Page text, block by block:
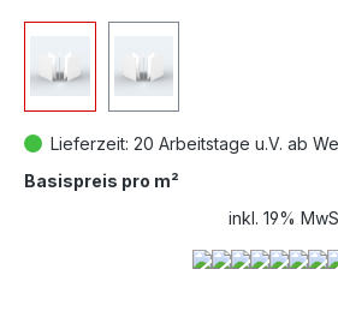
Lieferzeit: 20 Arbeitstage u.V. ab
Basispreis pro m²
inkl. 19%